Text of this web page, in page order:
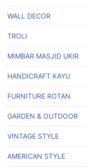
WALL DECOR
TROLI
MIMBAR MASJID UKIR
HANDICRAFT KAYU
FURNITURE ROTAN
GARDEN & OUTDOOR
VINTAGE STYLE
AMERICAN STYLE